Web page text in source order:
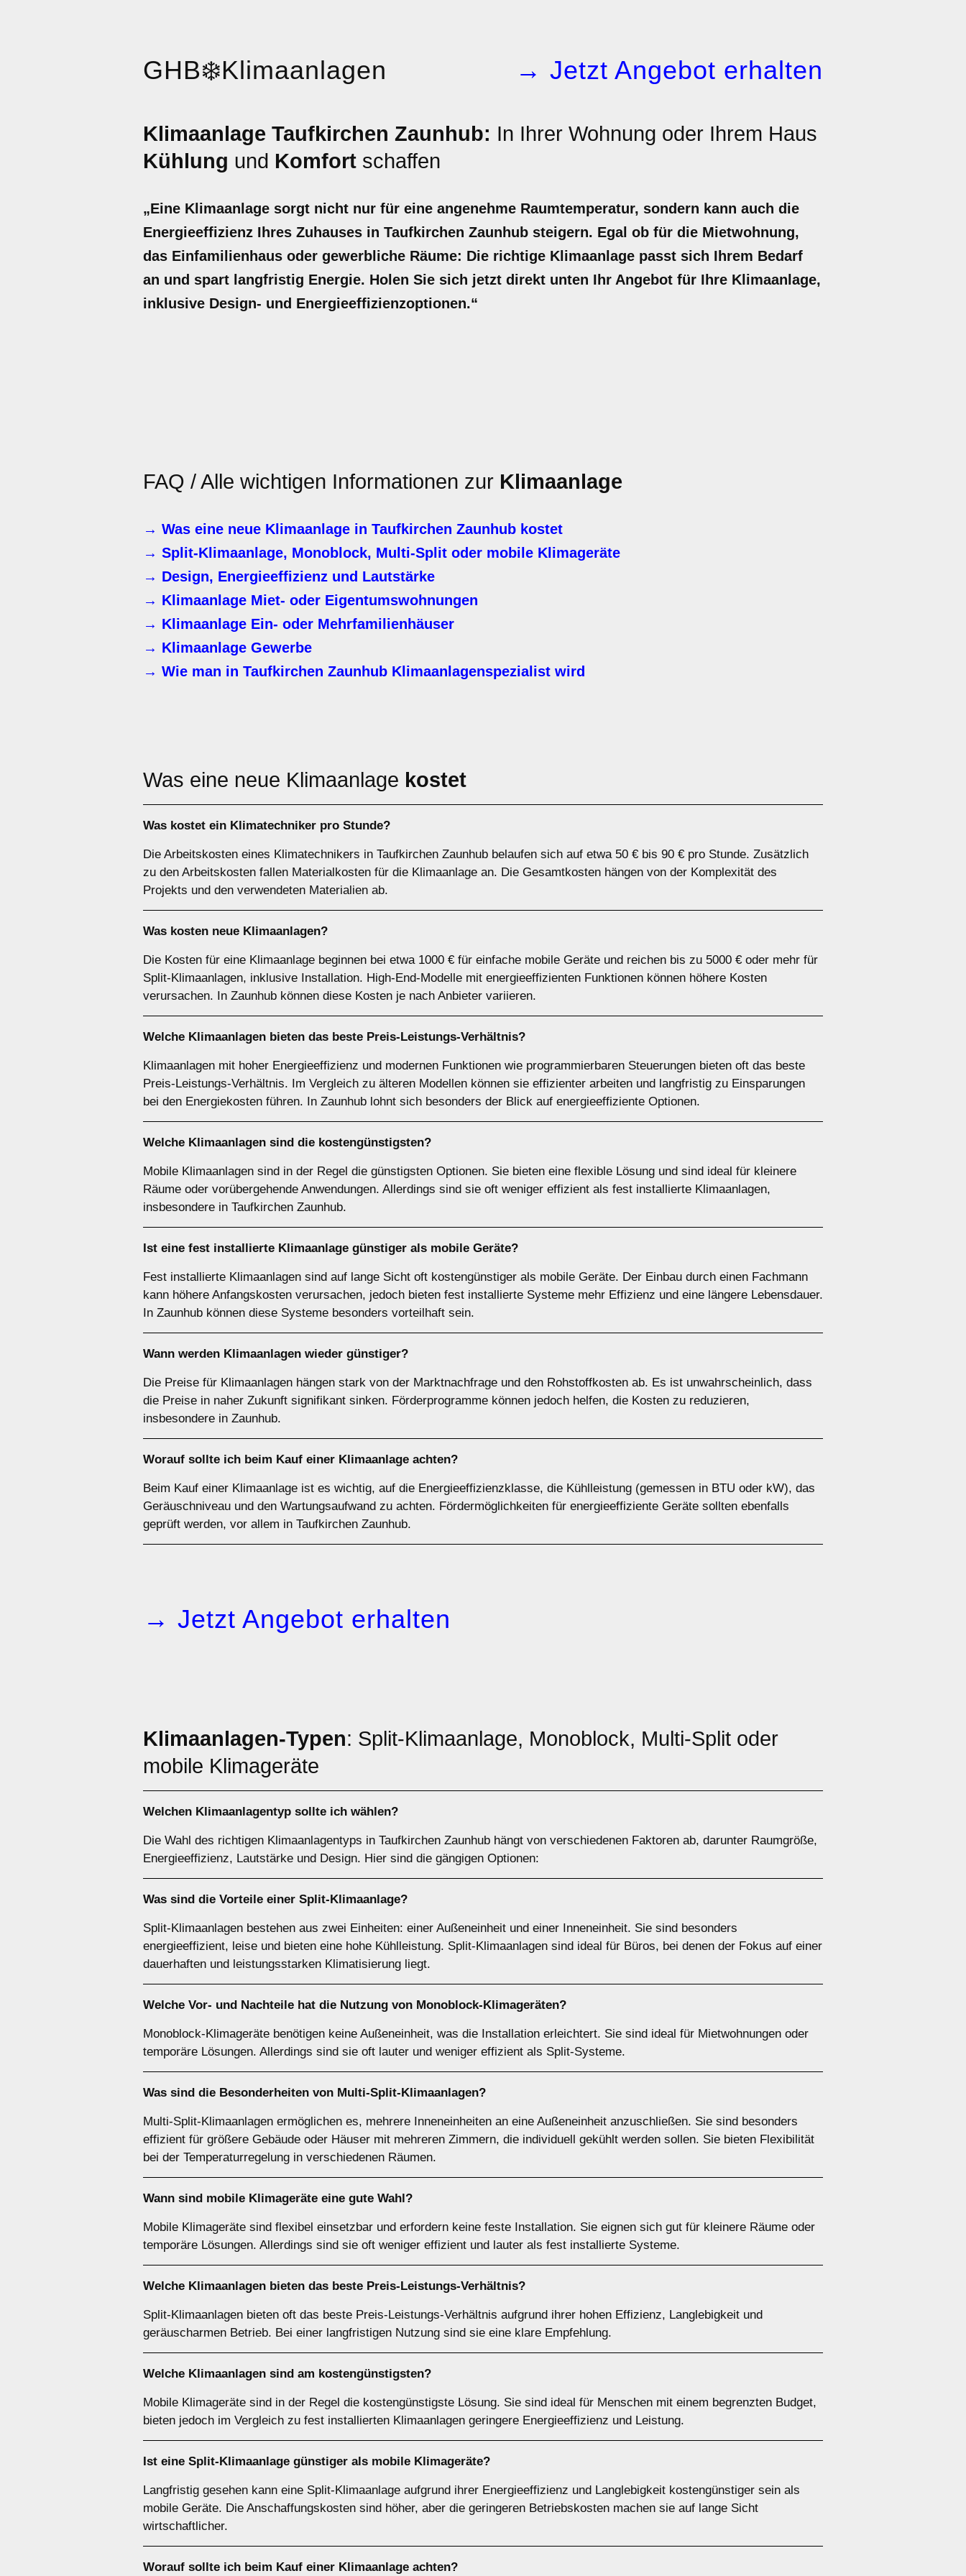
GHB❄️Klimaanlagen → Jetzt Angebot erhalten
Klimaanlage Taufkirchen Zaunhub: In Ihrer Wohnung oder Ihrem Haus
Kühlung und Komfort schaffen
„Eine Klimaanlage sorgt nicht nur für eine angenehme Raumtemperatur, sondern kann auch die
Energieeffizienz Ihres Zuhauses in Taufkirchen Zaunhub steigern. Egal ob für die Mietwohnung,
das Einfamilienhaus oder gewerbliche Räume: Die richtige Klimaanlage passt sich Ihrem Bedarf
an und spart langfristig Energie. Holen Sie sich jetzt direkt unten Ihr Angebot für Ihre Klimaanlage,
inklusive Design- und Energieeffizienzoptionen.“
FAQ / Alle wichtigen Informationen zur Klimaanlage
→ Was eine neue Klimaanlage in Taufkirchen Zaunhub kostet
→ Split-Klimaanlage, Monoblock, Multi-Split oder mobile Klimageräte
→ Design, Energieeffizienz und Lautstärke
→ Klimaanlage Miet- oder Eigentumswohnungen
→ Klimaanlage Ein- oder Mehrfamilienhäuser
→ Klimaanlage Gewerbe
→ Wie man in Taufkirchen Zaunhub Klimaanlagenspezialist wird
Was eine neue Klimaanlage kostet
Was kostet ein Klimatechniker pro Stunde?
Die Arbeitskosten eines Klimatechnikers in Taufkirchen Zaunhub belaufen sich auf etwa 50 € bis 90 € pro Stunde. Zusätzlich
zu den Arbeitskosten fallen Materialkosten für die Klimaanlage an. Die Gesamtkosten hängen von der Komplexität des
Projekts und den verwendeten Materialien ab.
Was kosten neue Klimaanlagen?
Die Kosten für eine Klimaanlage beginnen bei etwa 1000 € für einfache mobile Geräte und reichen bis zu 5000 € oder mehr für
Split-Klimaanlagen, inklusive Installation. High-End-Modelle mit energieeffizienten Funktionen können höhere Kosten
verursachen. In Zaunhub können diese Kosten je nach Anbieter variieren.
Welche Klimaanlagen bieten das beste Preis-Leistungs-Verhältnis?
Klimaanlagen mit hoher Energieeffizienz und modernen Funktionen wie programmierbaren Steuerungen bieten oft das beste
Preis-Leistungs-Verhältnis. Im Vergleich zu älteren Modellen können sie effizienter arbeiten und langfristig zu Einsparungen
bei den Energiekosten führen. In Zaunhub lohnt sich besonders der Blick auf energieeffiziente Optionen.
Welche Klimaanlagen sind die kostengünstigsten?
Mobile Klimaanlagen sind in der Regel die günstigsten Optionen. Sie bieten eine flexible Lösung und sind ideal für kleinere
Räume oder vorübergehende Anwendungen. Allerdings sind sie oft weniger effizient als fest installierte Klimaanlagen,
insbesondere in Taufkirchen Zaunhub.
Ist eine fest installierte Klimaanlage günstiger als mobile Geräte?
Fest installierte Klimaanlagen sind auf lange Sicht oft kostengünstiger als mobile Geräte. Der Einbau durch einen Fachmann
kann höhere Anfangskosten verursachen, jedoch bieten fest installierte Systeme mehr Effizienz und eine längere Lebensdauer.
In Zaunhub können diese Systeme besonders vorteilhaft sein.
Wann werden Klimaanlagen wieder günstiger?
Die Preise für Klimaanlagen hängen stark von der Marktnachfrage und den Rohstoffkosten ab. Es ist unwahrscheinlich, dass
die Preise in naher Zukunft signifikant sinken. Förderprogramme können jedoch helfen, die Kosten zu reduzieren,
insbesondere in Zaunhub.
Worauf sollte ich beim Kauf einer Klimaanlage achten?
Beim Kauf einer Klimaanlage ist es wichtig, auf die Energieeffizienzklasse, die Kühlleistung (gemessen in BTU oder kW), das
Geräuschniveau und den Wartungsaufwand zu achten. Fördermöglichkeiten für energieeffiziente Geräte sollten ebenfalls
geprüft werden, vor allem in Taufkirchen Zaunhub.
→ Jetzt Angebot erhalten
Klimaanlagen-Typen: Split-Klimaanlage, Monoblock, Multi-Split oder
mobile Klimageräte
Welchen Klimaanlagentyp sollte ich wählen?
Die Wahl des richtigen Klimaanlagentyps in Taufkirchen Zaunhub hängt von verschiedenen Faktoren ab, darunter Raumgröße,
Energieeffizienz, Lautstärke und Design. Hier sind die gängigen Optionen:
Was sind die Vorteile einer Split-Klimaanlage?
Split-Klimaanlagen bestehen aus zwei Einheiten: einer Außeneinheit und einer Inneneinheit. Sie sind besonders
energieeffizient, leise und bieten eine hohe Kühlleistung. Split-Klimaanlagen sind ideal für Büros, bei denen der Fokus auf einer
dauerhaften und leistungsstarken Klimatisierung liegt.
Welche Vor- und Nachteile hat die Nutzung von Monoblock-Klimageräten?
Monoblock-Klimageräte benötigen keine Außeneinheit, was die Installation erleichtert. Sie sind ideal für Mietwohnungen oder
temporäre Lösungen. Allerdings sind sie oft lauter und weniger effizient als Split-Systeme.
Was sind die Besonderheiten von Multi-Split-Klimaanlagen?
Multi-Split-Klimaanlagen ermöglichen es, mehrere Inneneinheiten an eine Außeneinheit anzuschließen. Sie sind besonders
effizient für größere Gebäude oder Häuser mit mehreren Zimmern, die individuell gekühlt werden sollen. Sie bieten Flexibilität
bei der Temperaturregelung in verschiedenen Räumen.
Wann sind mobile Klimageräte eine gute Wahl?
Mobile Klimageräte sind flexibel einsetzbar und erfordern keine feste Installation. Sie eignen sich gut für kleinere Räume oder
temporäre Lösungen. Allerdings sind sie oft weniger effizient und lauter als fest installierte Systeme.
Welche Klimaanlagen bieten das beste Preis-Leistungs-Verhältnis?
Split-Klimaanlagen bieten oft das beste Preis-Leistungs-Verhältnis aufgrund ihrer hohen Effizienz, Langlebigkeit und
geräuscharmen Betrieb. Bei einer langfristigen Nutzung sind sie eine klare Empfehlung.
Welche Klimaanlagen sind am kostengünstigsten?
Mobile Klimageräte sind in der Regel die kostengünstigste Lösung. Sie sind ideal für Menschen mit einem begrenzten Budget,
bieten jedoch im Vergleich zu fest installierten Klimaanlagen geringere Energieeffizienz und Leistung.
Ist eine Split-Klimaanlage günstiger als mobile Klimageräte?
Langfristig gesehen kann eine Split-Klimaanlage aufgrund ihrer Energieeffizienz und Langlebigkeit kostengünstiger sein als
mobile Geräte. Die Anschaffungskosten sind höher, aber die geringeren Betriebskosten machen sie auf lange Sicht
wirtschaftlicher.
Worauf sollte ich beim Kauf einer Klimaanlage achten?